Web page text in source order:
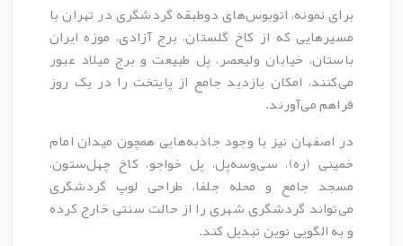
برای نمونه، اتوبوس‌های دوطبقه گردشگری در تهران با
مسیرهایی که از کاخ گلستان، برج آزادی، موزه ایران
باستان، خیابان ولیعصر، پل طبیعت و برج میلاد عبور
می‌کنند، امکان بازدید جامع از پایتخت را در یک روز
فراهم می‌آورند.
در اصفهان نیز با وجود جاذبه‌هایی همچون میدان امام
خمینی (ره)، سی‌وسه‌پل، پل خواجو، کاخ چهل‌ستون،
مسجد جامع و محله جلفا، طراحی لوپ گردشگری
می‌تواند گردشگری شهری را از حالت سنتی خارج کرده
و به الگویی نوین تبدیل کند.